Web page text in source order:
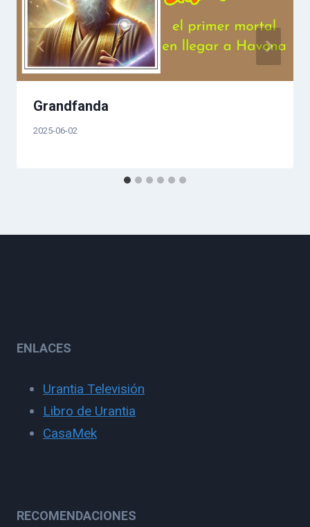
Grandfanda
2025-06-02
ENLACES
Urantia Televisión
Libro de Urantia
CasaMek
RECOMENDACIONES